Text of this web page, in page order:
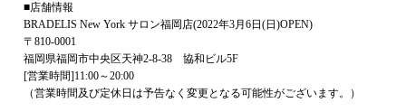
■店舗情報
BRADELIS New York サロン福岡店(2022年3月6日(日)OPEN)
〒810-0001
福岡県福岡市中央区天神2-8-38 協和ビル5F
[営業時間]11:00～20:00
（営業時間及び定休日は予告なく変更となる可能性がございます。）